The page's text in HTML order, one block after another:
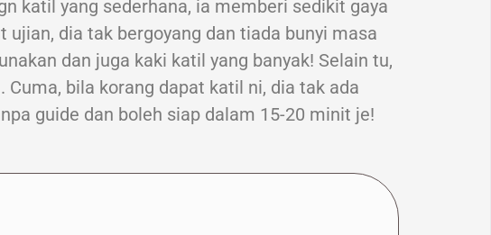
katil yang sederhana, ia memberi sedikit gaya
dia tak bergoyang dan tiada bunyi masa
dan juga kaki katil yang banyak! Selain tu,
bila korang dapat katil ni, dia tak ada
guide dan boleh siap dalam 15-20 minit je!